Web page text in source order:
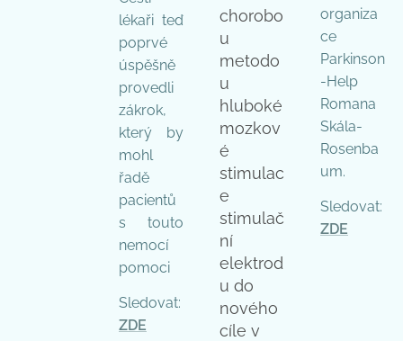
lékaři teď
poprvé
úspěšně
provedli
zákrok,
který by
mohl
řadě
pacientů
s touto
nemocí
pomoci
Sledovat:
ZDE
chorobo
u
metodo
u
hluboké
mozkov
é
stimulac
e
stimulač
ní
elektrod
u do
nového
cíle v
organiza
ce
Parkinson
-Help
Romana
Skála-
Rosenba
um.
Sledovat:
ZDE